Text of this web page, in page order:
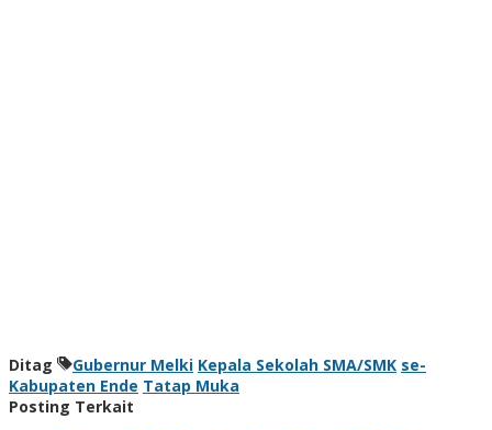
Ditag Gubernur Melki Kepala Sekolah SMA/SMK se-
Kabupaten Ende Tatap Muka
Posting Terkait